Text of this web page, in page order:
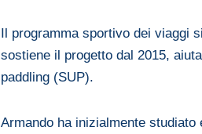
Il programma sportivo dei viaggi
sostiene il progetto dal 2015,
paddling (SUP).
Armando ha inizialmente